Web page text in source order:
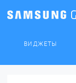
ВИДЖЕТЫ